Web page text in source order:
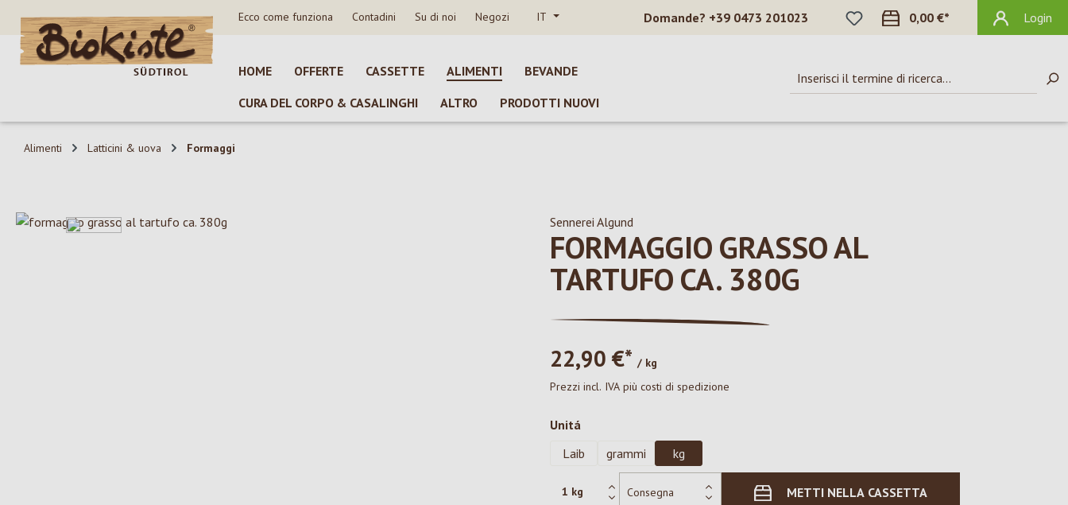
al contenuto principale
Salta alla ricerca
Passa alla navigazione principale Ecco come funziona Contadini Su di noi Negozi IT Domande? +39 0473 201023
HAI 0 ARTICOLI NELLA LISTA DEI
0,00 €* Login
HOME OFFERTE CASSETTE ALIMENTI
BEVANDE
CURA DEL CORPO & CASALINGHI
ALTRO PRODOTTI NUOVI
Alimenti Latticini & uova Formaggi
Salta la galleria di immagini Sennerei Algund
FORMAGGIO GRASSO AL
TARTUFO CA. 380G
22,90 €* / kg
Prezzi incl. IVA più costi di spedizione
Seleziona
Unitá
Laib
grammi kg
METTI NELLA CASSETTA